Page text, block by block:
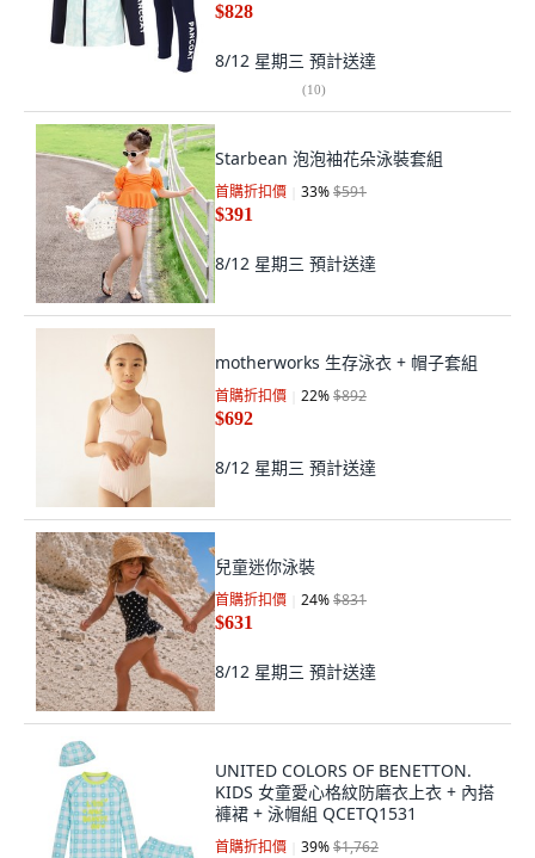
$828
8/12 星期三 預計送達
(10)
Starbean 泡泡袖花朵泳裝套組
首購折扣價 33%$591
$391
8/12 星期三 預計送達
motherworks 生存泳衣 + 帽子套組
首購折扣價 22%$892
$692
8/12 星期三 預計送達
兒童迷你泳裝
首購折扣價 24%$831
$631
8/12 星期三 預計送達
UNITED COLORS OF BENETTON.
KIDS 女童愛心格紋防磨衣上衣 + 內搭
褲裙 + 泳帽組 QCETQ1531
首購折扣價 39%$1,762